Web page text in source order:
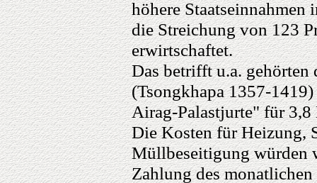
höhere
die Streichung von 123
erwirtschaftet.
Das betrifft u.a.
(Tsongkhapa 1357-
Airag-Palastjurte" für
Die Kosten für Heizung,
Müllbeseitigung würden
Zahlung des